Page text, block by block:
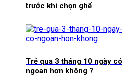
trước khi chọn ghế
Trẻ qua 3 tháng 10 ngày có
ngoan hơn không ?